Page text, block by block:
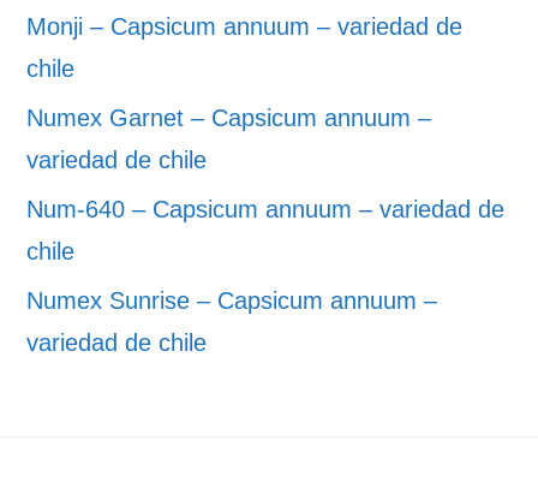
Monji – Capsicum annuum – variedad de
chile
Numex Garnet – Capsicum annuum –
variedad de chile
Num-640 – Capsicum annuum – variedad de
chile
Numex Sunrise – Capsicum annuum –
variedad de chile